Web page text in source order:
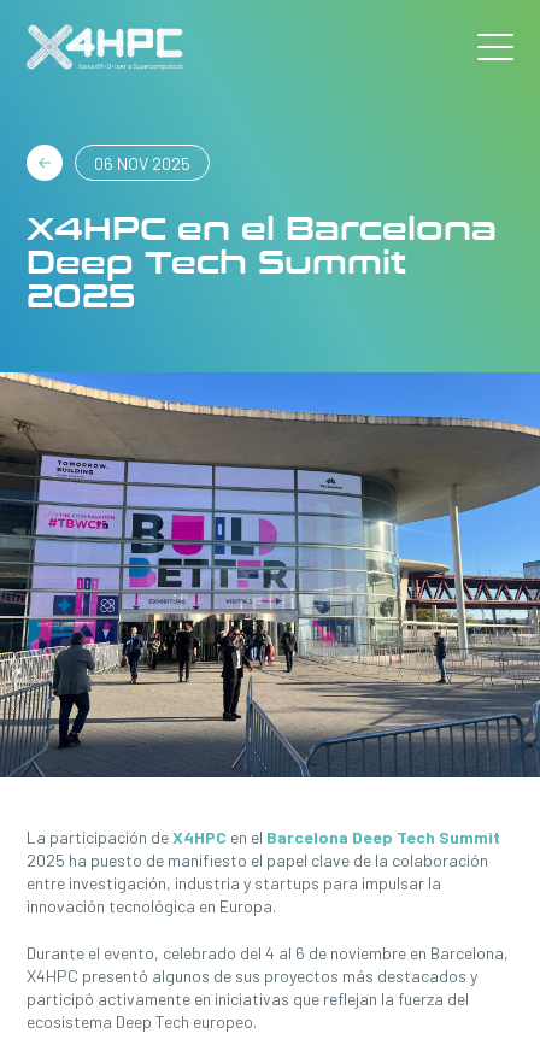
06 NOV 2025
X4HPC en el Barcelona
Deep Tech Summit
2025
La participación deX4HPC en el Barcelona Deep Tech Summit
2025 ha puesto de manifiesto el papel clave de la colaboración
entre investigación, industria y startups para impulsar la
innovación tecnológica en Europa.
Durante el evento, celebrado del 4 al 6 de noviembre en Barcelona,
X4HPC presentó algunos de sus proyectos más destacados y
participó activamente en iniciativas que reflejan la fuerza del
ecosistema Deep Tech europeo.